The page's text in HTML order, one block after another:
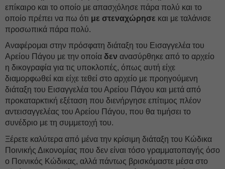
επίκαιρο και το οποίο με απασχόλησε πάρα πολύ και το
οποίο πρέπει να πω ότι με στεναχώρησε και με ταλάνισε
προσωπικά πάρα πολύ.
Αναφέρομαι στην πρόσφατη διάταξη του Εισαγγελέα του
Αρείου Πάγου με την οποία δεν ανασύρθηκε από το αρχείο
η δικογραφία για τις υποκλοπές, όπως αυτή είχε
διαμορφωθεί και είχε τεθεί στο αρχείο με προηγούμενη
διάταξη του Εισαγγελέα του Αρείου Πάγου και μετά από
προκαταρκτική εξέταση που διενήργησε επίτιμος πλέον
αντεισαγγελέας του Αρείου Πάγου, που θα τιμήσει το
συνέδριο με τη συμμετοχή του.
Ξέρετε καλύτερα από μένα την κρίσιμη διάταξη του Κώδικα
Ποινικής Δικονομίας που δεν είναι τόσο γραμματοπαγής όσο
ο Ποινικός Κώδικας, αλλά πάντως βρισκόμαστε μέσα στο